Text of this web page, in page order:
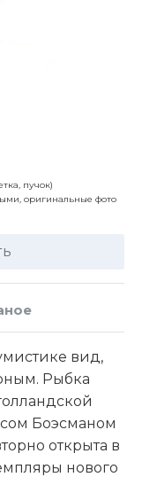
пучок)
оригинальные фото
вид,
Рыбка
Боэсманом
открыта в
нового